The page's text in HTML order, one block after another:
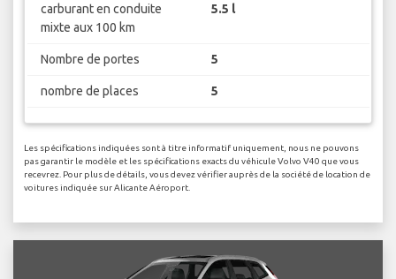
carburant en conduite
mixte aux 100 km
5.5 l
Nombre de portes 5
nombre de places 5
Les spécifications indiquées sont à titre informatif uniquement, nous ne pouvons
pas garantir le modèle et les spécifications exacts du véhicule Volvo V40 que vous
recevrez. Pour plus de détails, vous devez vérifier auprès de la société de location de
voitures indiquée sur Alicante Aéroport.